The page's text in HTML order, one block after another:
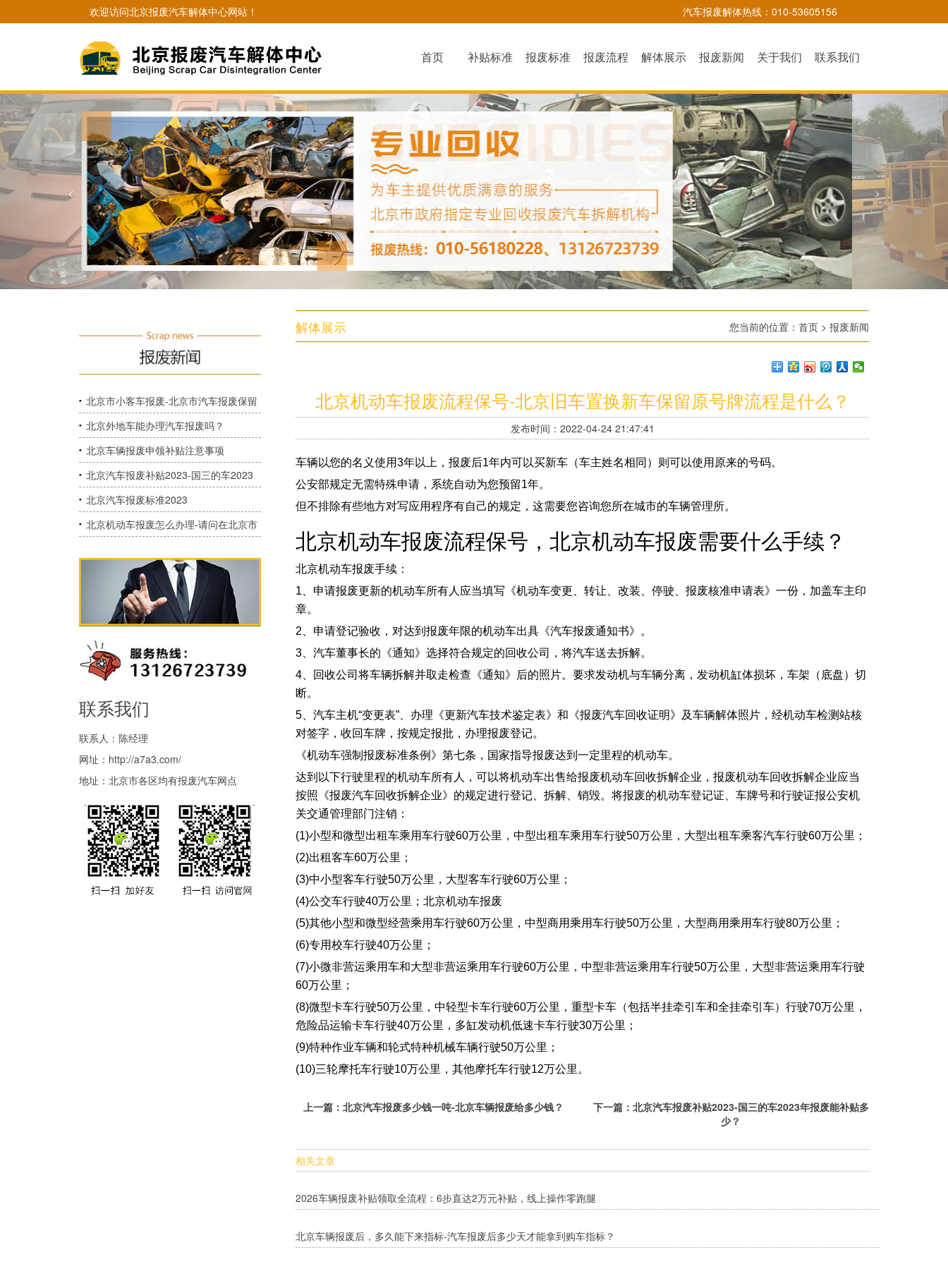
欢迎访问北京报废汽车解体中心网站！ 汽车报废解体热线：010-53605156
首页 补贴标准 报废标准 报废流程 解体展示 报废新闻 关于我们 联系我们
北京市小客车报废-北京市汽车报废保留
原车牌号如何办理？
北京外地车能办理汽车报废吗？
北京车辆报废申领补贴注意事项
北京汽车报废补贴2023-国三的车2023
年报废能补贴多少？
北京汽车报废标准2023
北京机动车报废怎么办理-请问在北京市
联系我们
联系人：陈经理
网址： http://a7a3.com/
地址：北京市各区均有报废汽车网点
解体展示 您当前的位置： 首页 > 报废新闻
北京机动车报废流程保号-北京旧车置换新车保留原号牌流程是什么？
发布时间：2022-04-24 21:47:41
车辆以您的名义使用3年以上，报废后1年内可以买新车（车主姓名相同）则可以使用原来的号码。
公安部规定无需特殊申请，系统自动为您预留1年。
但不排除有些地方对写应用程序有自己的规定，这需要您咨询您所在城市的车辆管理所。
​北京机动车报废流程保号，北京机动车报废需要什么手续？
北京机动车报废手续：
1、申请报废更新的机动车所有人应当填写《机动车变更、转让、改装、停驶、报废核准申请表》一份，加盖车主印
章。
2、申请登记验收，对达到报废年限的机动车出具《汽车报废通知书》。
3、汽车董事长的《通知》选择符合规定的回收公司，将汽车送去拆解。
4、回收公司将车辆拆解并取走检查《通知》后的照片。要求发动机与车辆分离，发动机缸体损坏，车架（底盘）切
断。
5、汽车主机“变更表”、办理《更新汽车技术鉴定表》和《报废汽车回收证明》及车辆解体照片，经机动车检测站核
对签字，收回车牌，按规定报批，办理报废登记。
《机动车强制报废标准条例》第七条，国家指导报废达到一定里程的机动车。
达到以下行驶里程的机动车所有人，可以将机动车出售给报废机动车回收拆解企业，报废机动车回收拆解企业应当
按照《报废汽车回收拆解企业》的规定进行登记、拆解、销毁。将报废的机动车登记证、车牌号和行驶证报公安机
关交通管理部门注销：
(1)小型和微型出租车乘用车行驶60万公里，中型出租车乘用车行驶50万公里，大型出租车乘客汽车行驶60万公里；
(2)出租客车60万公里；
(3)中小型客车行驶50万公里，大型客车行驶60万公里；
(4)公交车行驶40万公里；北京机动车报废
(5)其他小型和微型经营乘用车行驶60万公里，中型商用乘用车行驶50万公里，大型商用乘用车行驶80万公里；
(6)专用校车行驶40万公里；
(7)小微非营运乘用车和大型非营运乘用车行驶60万公里，中型非营运乘用车行驶50万公里，大型非营运乘用车行驶
60万公里；
(8)微型卡车行驶50万公里，中轻型卡车行驶60万公里，重型卡车（包括半挂牵引车和全挂牵引车）行驶70万公里，
危险品运输卡车行驶40万公里，多缸发动机低速卡车行驶30万公里；
(9)特种作业车辆和轮式特种机械车辆行驶50万公里；
(10)三轮摩托车行驶10万公里，其他摩托车行驶12万公里。
上一篇：北京汽车报废多少钱一吨-北京车辆报废给多少钱？ 下一篇： 北京汽车报废补贴2023-国三的车2023年报废能补贴多
少？
相关文章
2026车辆报废补贴领取全流程：6步直达2万元补贴，线上操作零跑腿
北京车辆报废后，多久能下来指标-汽车报废后多少天才能拿到购车指标？